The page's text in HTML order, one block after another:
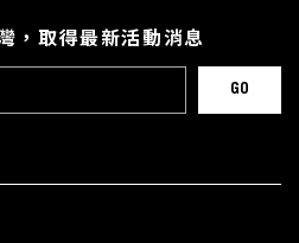
，取得最新活動消息